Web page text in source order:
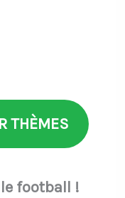
THÈMES
football !